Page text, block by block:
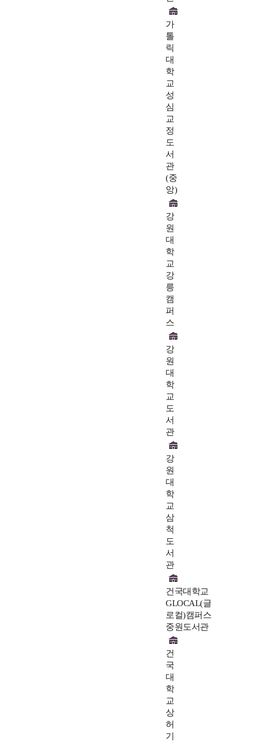
가
톨
릭
대
학
교
성
심
교
정
도
서
관
(중
앙)
강
원
대
학
교
강
릉
캠
퍼
스
강
원
대
학
교
도
서
관
강
원
대
학
교
삼
척
도
서
관
건국대학교
GLOCAL(글
로컬)캠퍼스
중원도서관
건
국
대
학
교
상
허
기